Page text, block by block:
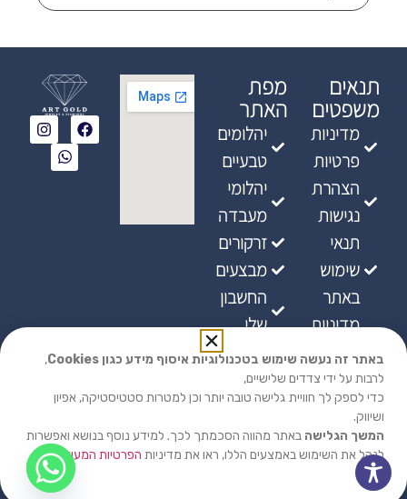
מפת
האתר
יהלומים
טבעיים
יהלומי
מעבדה
זרקורים
מבצעים
החשבון
שלי
תנאים
משפטים
מדיניות
פרטיות
הצהרת
נגישות
תנאי
שימוש
באתר
מדיניות
ביטולים
מדיניות
אספקת
מוצרים
באתר זה נעשה שימוש בטכנולוגיות איסוף מידע כגון Cookies
,
לרבות על ידי צדדים שלישיים,
כדי לספק לך חוויית גלישה טובה יותר וכן למטרות סטטיסטיקה, אפיון
ושיווק.
המשך הגלישה באתר מהווה הסכמתך לכך. למידע נוסף בנושא ואפשרות
לנהל את השימוש באמצעים הללו, ראו את מדיניות הפרטיות המעודכנת
שלנו.